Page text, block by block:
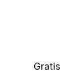
Gratis